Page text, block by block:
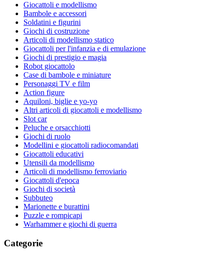
Giocattoli e modellismo
Bambole e accessori
Soldatini e figurini
Giochi di costruzione
Articoli di modellismo statico
Giocattoli per l'infanzia e di emulazione
Giochi di prestigio e magia
Robot giocattolo
Case di bambole e miniature
Personaggi TV e film
Action figure
Aquiloni, biglie e yo-yo
Altri articoli di giocattoli e modellismo
Slot car
Peluche e orsacchiotti
Giochi di ruolo
Modellini e giocattoli radiocomandati
Giocattoli educativi
Utensili da modellismo
Articoli di modellismo ferroviario
Giocattoli d'epoca
Giochi di società
Subbuteo
Marionette e burattini
Puzzle e rompicapi
Warhammer e giochi di guerra
Categorie